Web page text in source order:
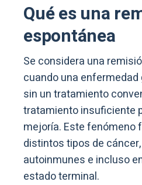
Qué es una
espontánea
Se considera una
cuando una
sin un tratamiento
tratamiento insuficiente
mejoría. Este fenómeno
distintos tipos de
autoinmunes e incluso
estado terminal.